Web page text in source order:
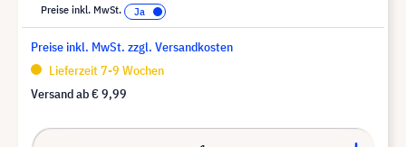
Preise inkl. MwSt.
Preise inkl. MwSt. zzgl. Versandkosten
Lieferzeit 7-9 Wochen
Versand ab€ 9,99